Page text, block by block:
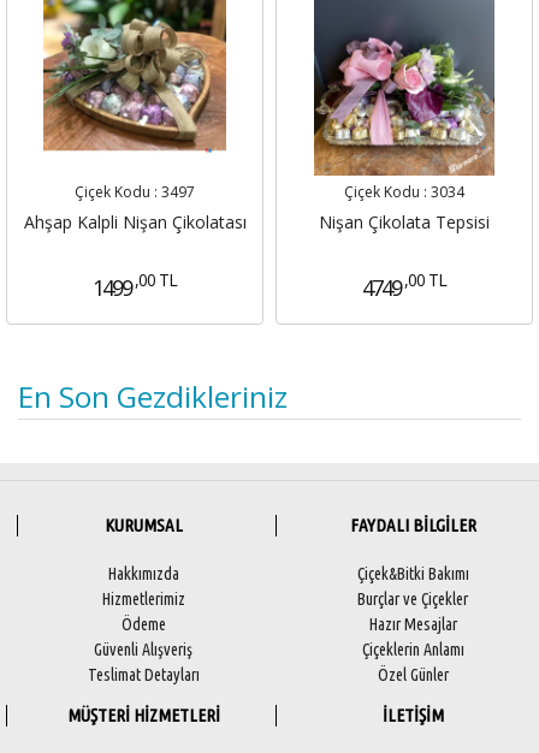
Çiçek Kodu : 3497
Ahşap Kalpli Nişan Çikolatası
1499 ,00 TL
Çiçek Kodu : 3034
Nişan Çikolata Tepsisi
4749 ,00 TL
En Son Gezdikleriniz
KURUMSAL
Hakkımızda
Hizmetlerimiz
Ödeme
Güvenli Alışveriş
Teslimat Detayları
FAYDALI BİLGİLER
Çiçek&Bitki Bakımı
Burçlar ve Çiçekler
Hazır Mesajlar
Çiçeklerin Anlamı
Özel Günler
MÜŞTERİ HİZMETLERİ İLETİŞİM